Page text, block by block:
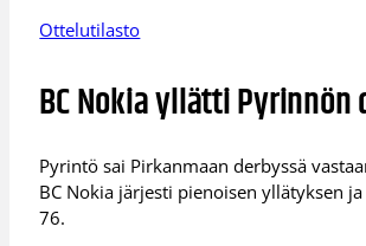
Ottelutilasto
BC Nokia yllätti Pyrinnön
Pyrintö sai Pirkanmaan derbyssä
BC Nokia järjesti pienoisen yllätyksen
76.